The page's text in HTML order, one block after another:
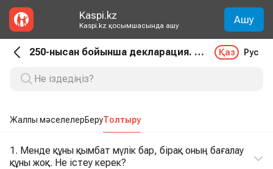
Kaspi.kz
Kaspi.kz қосымшасында ашу Ашу
250-нысан бойынша декларация. Толтыру Қаз Рус
Жалпы мәселелерБеруТолтыру
1. Менде құны қымбат мүлік бар, бірақ оның бағалау
құны жоқ. Не істеу керек?